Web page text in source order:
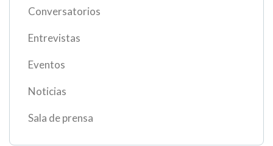
Conversatorios
Entrevistas
Eventos
Noticias
Sala de prensa